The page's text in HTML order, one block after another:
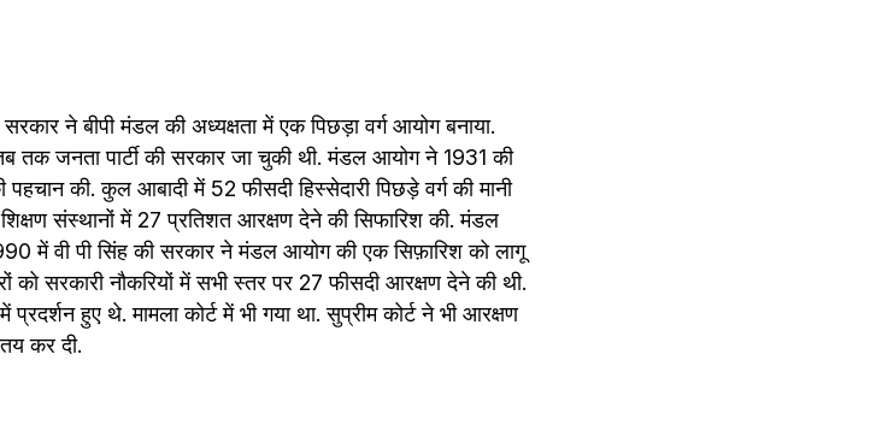
ने बीपी मंडल की अध्यक्षता में एक पिछड़ा वर्ग आयोग बनाया.
तक जनता पार्टी की सरकार जा चुकी थी. मंडल आयोग ने 1931 की
की. कुल आबादी में 52 फीसदी हिस्सेदारी पिछड़े वर्ग की मानी
संस्थानों में 27 प्रतिशत आरक्षण देने की सिफारिश की. मंडल
में वी पी सिंह की सरकार ने मंडल आयोग की एक सिफ़ारिश को लागू
को सरकारी नौकरियों में सभी स्तर पर 27 फीसदी आरक्षण देने की थी.
हुए थे. मामला कोर्ट में भी गया था. सुप्रीम कोर्ट ने भी आरक्षण
कर दी.